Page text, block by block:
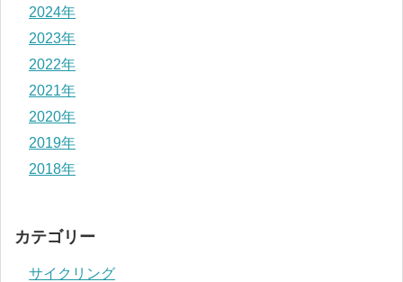
2024年
2023年
2022年
2021年
2020年
2019年
2018年
カテゴリー
サイクリング